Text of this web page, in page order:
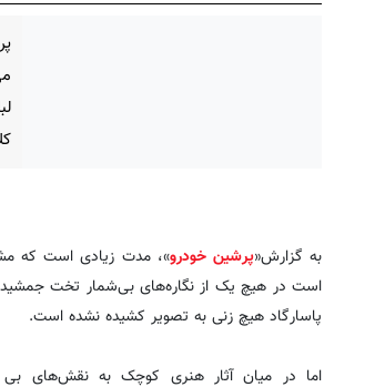
به گزارش«پرشین خودرو»، مدت زیادی است که
است در هیچ یک از نگاره‌های بی‌شمار تخت
پاسارگاد هیچ زنی به تصویر کشیده نشده است.
اما در میان آثار هنری کوچک به نقش‌های